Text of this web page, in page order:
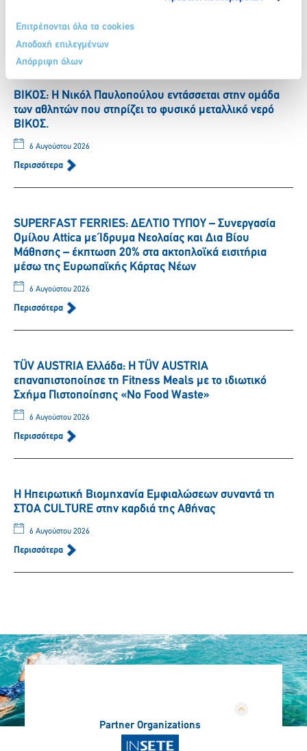
Επιτρέπονται όλα τα cookies
Αποδοχή επιλεγμένων
Απόρριψη όλων
ΒΙΚΟΣ: Η Νικόλ Παυλοπούλου εντάσσεται στην ομάδα
των αθλητών που στηρίζει το φυσικό μεταλλικό νερό
ΒΙΚΟΣ.
6 Αυγούστου 2026
Περισσότερα
SUPERFAST FERRIES: ΔΕΛΤΙΟ ΤΥΠΟΥ – Συνεργασία
Ομίλου Attica με Ίδρυμα Νεολαίας και Δια Βίου
Μάθησης – έκπτωση 20% στα ακτοπλοϊκά εισιτήρια
μέσω της Ευρωπαϊκής Κάρτας Νέων
6 Αυγούστου 2026
Περισσότερα
TÜV AUSTRIA Ελλάδα: Η TÜV AUSTRIA
επαναπιστοποίησε τη Fitness Meals με το ιδιωτικό
Σχήμα Πιστοποίησης «No Food Waste»
6 Αυγούστου 2026
Περισσότερα
Η Ηπειρωτική Βιομηχανία Εμφιαλώσεων συναντά τη
ΣΤΟΑ CULTURE στην καρδιά της Αθήνας
6 Αυγούστου 2026
Περισσότερα
Partner Organizations